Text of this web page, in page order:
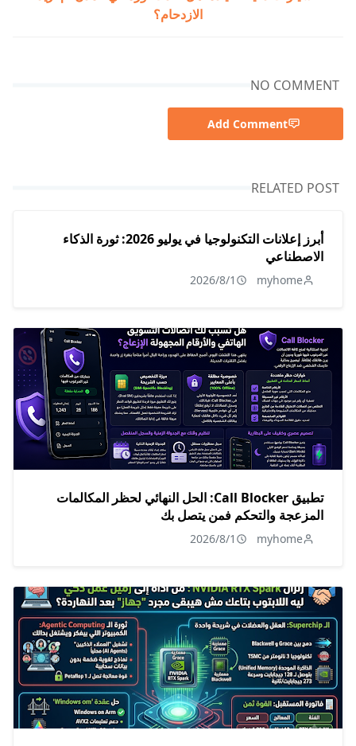
الازدحام؟
NO COMMENT
Add Comment
RELATED POST
أبرز إعلانات التكنولوجيا في يوليو 2026: ثورة الذكاء
الاصطناعي
myhome
2026/8/1
تطبيق Call Blocker: الحل النهائي لحظر المكالمات
المزعجة والتحكم فمن يتصل بك
myhome
2026/8/1